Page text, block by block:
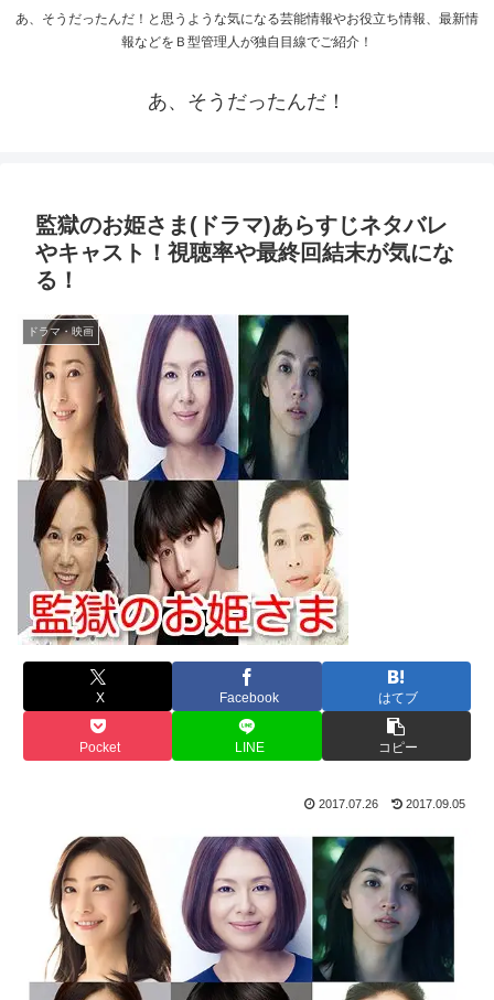
あ、そうだったんだ！と思うような気になる芸能情報やお役立ち情報、最新情
報などをＢ型管理人が独自目線でご紹介！
あ、そうだったんだ！
監獄のお姫さま(ドラマ)あらすじネタバレ
やキャスト！視聴率や最終回結末が気にな
る！
ドラマ・映画
X Facebook はてブ
Pocket LINE コピー
2017.07.26 2017.09.05